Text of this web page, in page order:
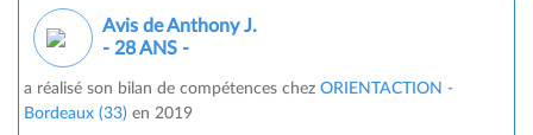
Avis de Anthony J.
- 28 ANS -
a réalisé son bilan de compétences chez ORIENTACTION -
Bordeaux (33) en 2019